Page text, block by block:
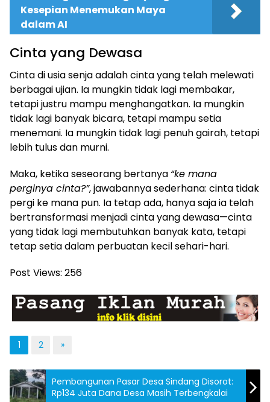
Kesepian Menemukan Maya
dalam AI
Cinta yang Dewasa
Cinta di usia senja adalah cinta yang telah melewati
berbagai ujian. Ia mungkin tidak lagi membakar,
tetapi justru mampu menghangatkan. Ia mungkin
tidak lagi banyak bicara, tetapi mampu setia
menemani. Ia mungkin tidak lagi penuh gairah, tetapi
lebih tulus dan murni.
Maka, ketika seseorang bertanya “ke mana
perginya cinta?”, jawabannya sederhana: cinta tidak
pergi ke mana pun. Ia tetap ada, hanya saja ia telah
bertransformasi menjadi cinta yang dewasa—cinta
yang tidak lagi membutuhkan banyak kata, tetapi
tetap setia dalam perbuatan kecil sehari-hari.
Post Views: 256
1 2 »
Pembangunan Pasar Desa Sindang Disorot:
Rp134 Juta Dana Desa Masih Terbengkalai